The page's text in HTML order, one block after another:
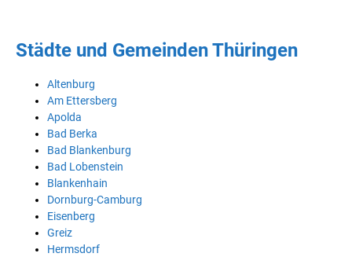
Städte und Gemeinden Thüringen
Altenburg
Am Ettersberg
Apolda
Bad Berka
Bad Blankenburg
Bad Lobenstein
Blankenhain
Dornburg-Camburg
Eisenberg
Greiz
Hermsdorf